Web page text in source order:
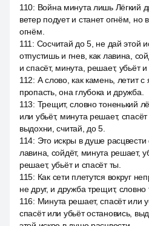
110: Война минута лишь Лёгкий
ветер подует и станет огнём, но
огнём.
111 : Сосчитай до 5, не дай этой
отпустишь и гнев, как лавина,
и спасёт, минута, решает, убьёт и
112: А слово, как камень, летит
пропасть, она глубока и дружба.
113: Трещит, словно тоненький
или убьёт, минута решает, спасёт
выдохни, считай, до 5.
114: Это искры в душе расцвести
лавина, сойдёт, минута решает,
решает, убьёт и спасёт ты.
115: Как сети плетутся вокруг
не друг, и дружба трещит, словно
116: Минута решает, спасёт или
спасёт или убьёт остановись,